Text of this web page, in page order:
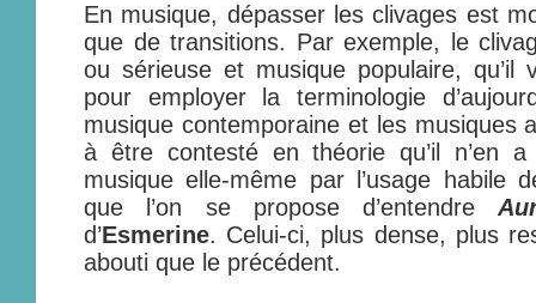
En musique, dépasser les clivages est
que de transitions. Par exemple, le
ou sérieuse et musique populaire, qu’il
pour employer la terminologie
musique contemporaine et les musiques
à être contesté en théorie qu’il n’en
musique elle-même par l’usage habile
que l’on se propose d’entendre
d’Esmerine. Celui-ci, plus dense, plus
abouti que le précédent.